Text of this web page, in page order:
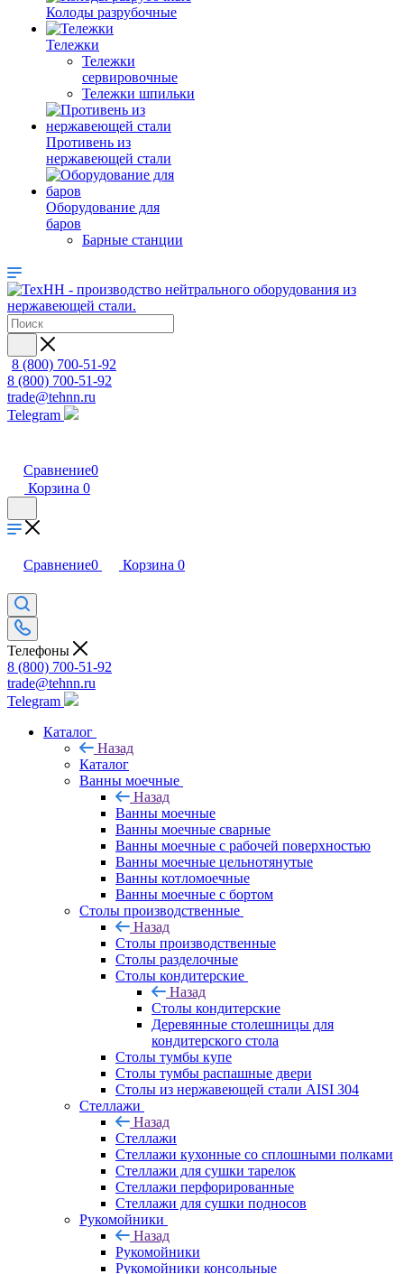
Колоды разрубочные
Тележки
Тележки
сервировочные
Тележки шпильки
Противень из
нержавеющей стали
Оборудование для
баров
Барные станции
8 (800) 700-51-92
8 (800) 700-51-92
trade@tehnn.ru
Telegram
Сравнение0
Корзина 0
Сравнение0 Корзина 0
Телефоны
8 (800) 700-51-92
trade@tehnn.ru
Telegram
Каталог
Назад
Каталог
Ванны моечные
Назад
Ванны моечные
Ванны моечные сварные
Ванны моечные с рабочей поверхностью
Ванны моечные цельнотянутые
Ванны котломоечные
Ванны моечные с бортом
Столы производственные
Назад
Столы производственные
Столы разделочные
Столы кондитерские
Назад
Столы кондитерские
Деревянные столешницы для
кондитерского стола
Столы тумбы купе
Столы тумбы распашные двери
Столы из нержавеющей стали AISI 304
Стеллажи
Назад
Стеллажи
Стеллажи кухонные со сплошными полками
Стеллажи для сушки тарелок
Стеллажи перфорированные
Стеллажи для сушки подносов
Рукомойники
Назад
Рукомойники
Рукомойники консольные